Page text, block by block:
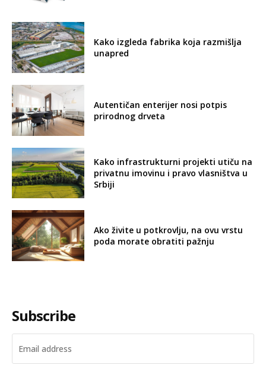
Kako izgleda fabrika koja razmišlja
unapred
Autentičan enterijer nosi potpis
prirodnog drveta
Kako infrastrukturni projekti utiču na
privatnu imovinu i pravo vlasništva u
Srbiji
Ako živite u potkrovlju, na ovu vrstu
poda morate obratiti pažnju
Subscribe